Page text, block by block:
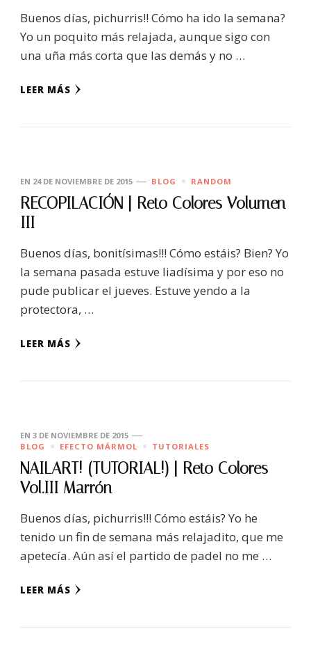
Buenos días, pichurris!! Cómo ha ido la semana?
Yo un poquito más relajada, aunque sigo con
una uña más corta que las demás y no …
LEER MÁS
EN 24 DE NOVIEMBRE DE 2015 BLOG RANDOM
RECOPILACIÓN | Reto Colores Volumen
III
Buenos días, bonitísimas!!! Cómo estáis? Bien? Yo
la semana pasada estuve liadísima y por eso no
pude publicar el jueves. Estuve yendo a la
protectora, …
LEER MÁS
EN 3 DE NOVIEMBRE DE 2015
BLOG
EFECTO MÁRMOL TUTORIALES
NAILART! (TUTORIAL!) | Reto Colores
Vol.III Marrón
Buenos días, pichurris!!! Cómo estáis? Yo he
tenido un fin de semana más relajadito, que me
apetecía. Aún así el partido de padel no me …
LEER MÁS